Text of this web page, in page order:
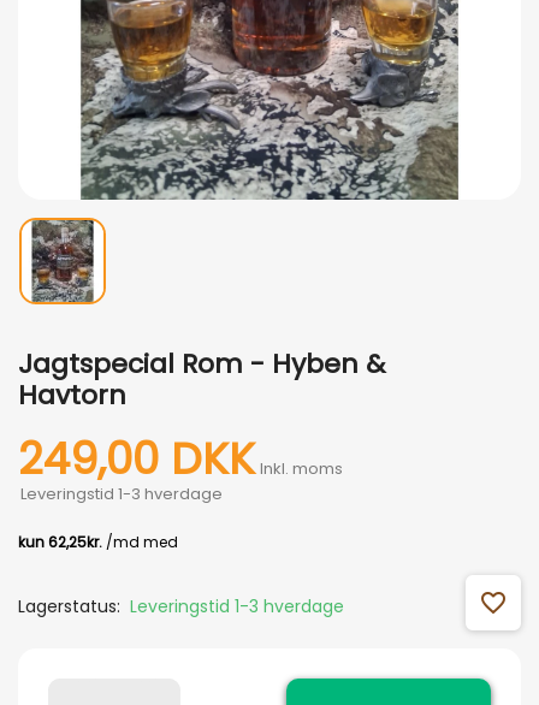
Jagtspecial Rom - Hyben &
Havtorn
249,00 DKK Inkl. moms
Leveringstid 1-3 hverdage
Lagerstatus: Leveringstid 1-3 hverdage favorite_outline